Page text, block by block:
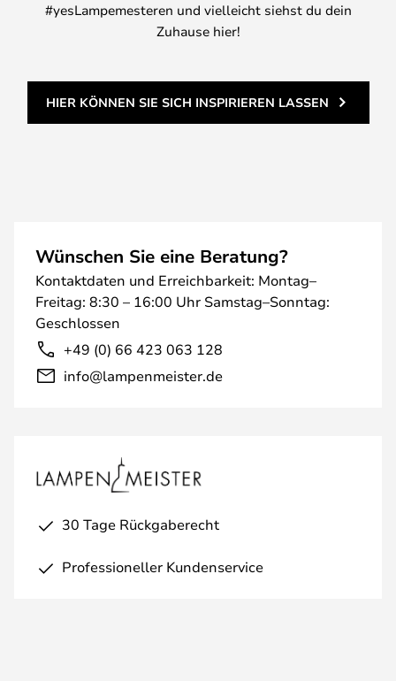
#yesLampemesteren und vielleicht siehst du dein
Zuhause hier!
HIER KÖNNEN SIE SICH INSPIRIEREN LASSEN
Wünschen Sie eine Beratung?
Kontaktdaten und Erreichbarkeit: Montag–
Freitag: 8:30 – 16:00 Uhr Samstag–Sonntag:
Geschlossen
+49 (0) 66 423 063 128
info@lampenmeister.de
30 Tage Rückgaberecht
Professioneller Kundenservice